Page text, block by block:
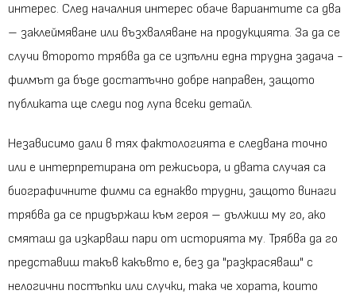
интерес. След началния интерес обаче вариантите са два
– заклеймяване или възхваляване на продукцията. За да се
случи второто трябва да се изпълни една трудна задача -
филмът да бъде достатъчно добре направен, защото
публиката ще следи под лупа всеки детайл.
Независимо дали в тях фактологията е следвана точно
или е интерпретирана от режисьора, и двата случая са
биографичните филми са еднакво трудни, защото винаги
трябва да се придържаш към героя – дължиш му го, ако
смяташ да изкарваш пари от историята му. Трябва да го
представиш такъв какъвто е, без да "разкрасяваш" с
нелогични постъпки или случки, така че хората, които